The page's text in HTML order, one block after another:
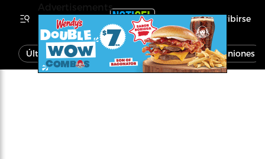
Inscribirse
Última Hora Noticias Economía Opiniones
Advertisements